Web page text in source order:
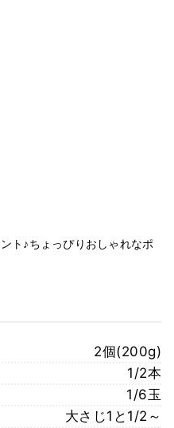
ト♪ちょっぴりおしゃれなポ
2個(200g)
1/2本
1/6玉
大さじ1と1/2～